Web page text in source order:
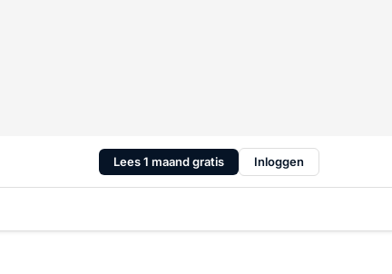
Lees 1 maand gratis Inloggen